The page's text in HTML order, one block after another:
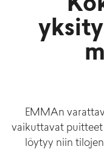
EMMAn
vaikuttavat puitteet
löytyy niin